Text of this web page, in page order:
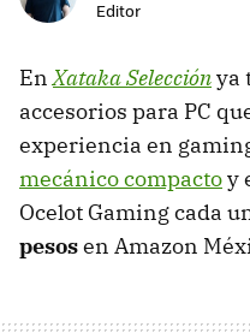
Editor
EnXataka Selecciónya
accesorios para PC
experiencia en
mecánico compactoy
Ocelot Gaming cada
pesosen Amazon